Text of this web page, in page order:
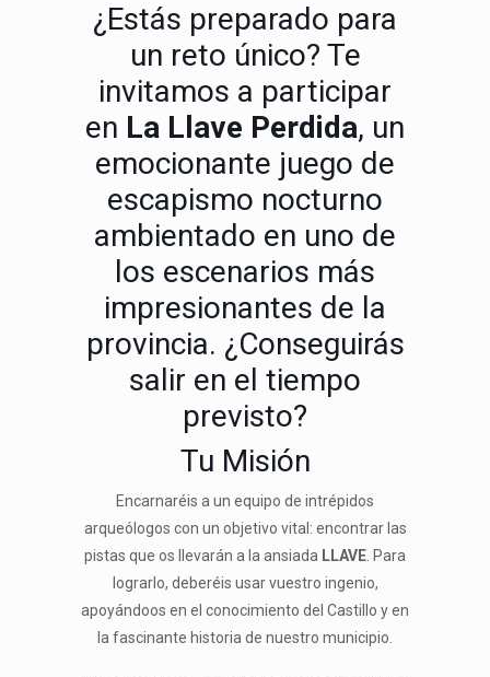
¿Estás preparado para
un reto único? Te
invitamos a participar
en La Llave Perdida, un
emocionante juego de
escapismo nocturno
ambientado en uno de
los escenarios más
impresionantes de la
provincia. ¿Conseguirás
salir en el tiempo
previsto?
Tu Misión
Encarnaréis a un equipo de intrépidos
arqueólogos con un objetivo vital: encontrar las
pistas que os llevarán a la ansiada LLAVE . Para
lograrlo, deberéis usar vuestro ingenio,
apoyándoos en el conocimiento del Castillo y en
la fascinante historia de nuestro municipio.